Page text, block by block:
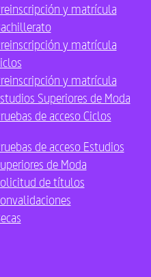
y matrícula
y matrícula
y matrícula
Superiores de Moda
de acceso Ciclos
de acceso Estudios
de Moda
de títulos